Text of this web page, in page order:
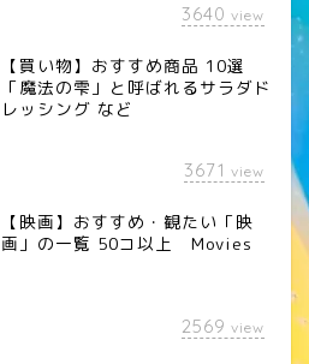
3640 view
【買い物】おすすめ商品 10選
「魔法の雫」と呼ばれるサラダド
レッシング など
3671 view
【映画】おすすめ・観たい「映
画」の一覧 50コ以上 Movies
2569 view